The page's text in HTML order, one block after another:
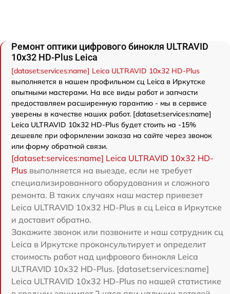
Ремонт оптики цифрового бинокля ULTRAVID
10x32 HD-Plus Leica
[dataset:services:name] Leica ULTRAVID 10x32 HD-Plus
выполняется в нашем профильном сц Leica в Иркутске
опытными мастерами. На все виды работ и запчасти
предоставляем расширенную гарантию - мы в сервисе
уверены в качестве наших работ. [dataset:services:name]
Leica ULTRAVID 10x32 HD-Plus будет стоить на -15%
дешевле при оформлении заказа на сайте через звонок
или форму обратной связи.
[dataset:services:name] Leica ULTRAVID 10x32 HD-
Plus выполняется на выезде, если не требует
специализированного оборудования и сложного
ремонта. В таких случаях наш мастер привезет
Leica ULTRAVID 10x32 HD-Plus в сц Leica в Иркутске
и доставит обратно.
Закажите звонок или позвоните и наш сотрудник сц
Leica в Иркутске проконсультирует и определит
стоимость работ над цифрового бинокля Leica
ULTRAVID 10x32 HD-Plus. [dataset:services:name]
Leica ULTRAVID 10x32 HD-Plus по нашей статистике